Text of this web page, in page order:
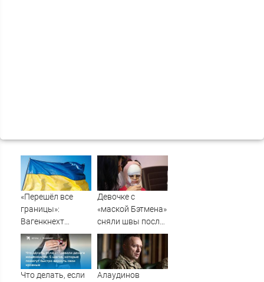
«Перешёл все
границы»:
Вагенкнехт
жёстко ответила
послу Украины
Девочке с
«маской Бэтмена»
сняли швы после
последней
операции
Что делать, если
Алаудинов